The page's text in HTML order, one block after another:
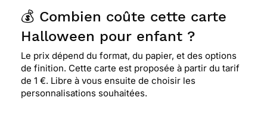
💰 Combien coûte cette carte
Halloween pour enfant ?
Le prix dépend du format, du papier, et des options
de finition. Cette carte est proposée à partir du tarif
de 1 €. Libre à vous ensuite de choisir les
personnalisations souhaitées.